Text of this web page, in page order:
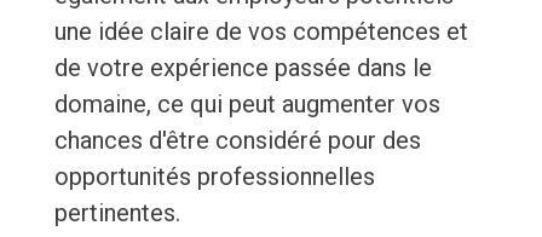
une idée claire de vos compétences et
de votre expérience passée dans le
domaine, ce qui peut augmenter vos
chances d'être considéré pour des
opportunités professionnelles
pertinentes.